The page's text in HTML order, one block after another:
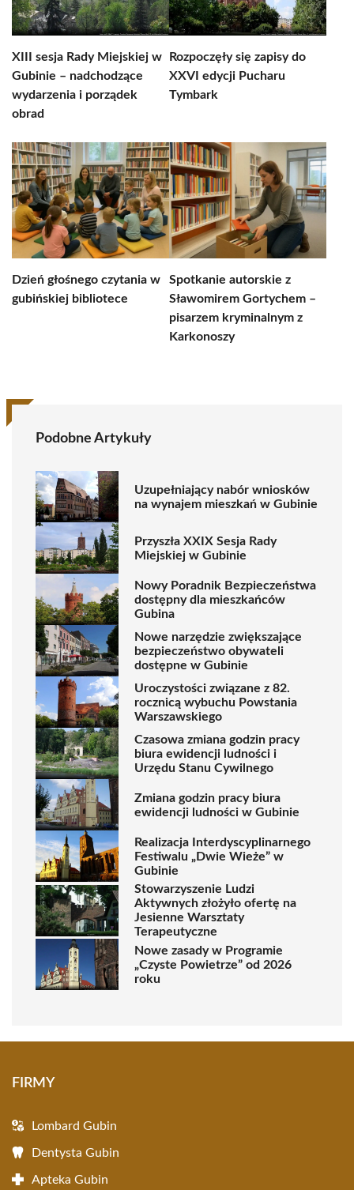
XIII sesja Rady Miejskiej w
Gubinie – nadchodzące
wydarzenia i porządek
obrad
Rozpoczęły się zapisy do
XXVI edycji Pucharu
Tymbark
Dzień głośnego czytania w
gubińskiej bibliotece
Spotkanie autorskie z
Sławomirem Gortychem –
pisarzem kryminalnym z
Karkonoszy
Podobne Artykuły
Uzupełniający nabór wniosków
na wynajem mieszkań w Gubinie
Przyszła XXIX Sesja Rady
Miejskiej w Gubinie
Nowy Poradnik Bezpieczeństwa
dostępny dla mieszkańców
Gubina
Nowe narzędzie zwiększające
bezpieczeństwo obywateli
dostępne w Gubinie
Uroczystości związane z 82.
rocznicą wybuchu Powstania
Warszawskiego
Czasowa zmiana godzin pracy
biura ewidencji ludności i
Urzędu Stanu Cywilnego
Zmiana godzin pracy biura
ewidencji ludności w Gubinie
Realizacja Interdyscyplinarnego
Festiwalu „Dwie Wieże” w
Gubinie
Stowarzyszenie Ludzi
Aktywnych złożyło ofertę na
Jesienne Warsztaty
Terapeutyczne
Nowe zasady w Programie
„Czyste Powietrze” od 2026
roku
FIRMY
Lombard Gubin
Dentysta Gubin
Apteka Gubin